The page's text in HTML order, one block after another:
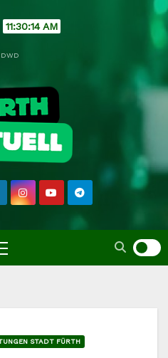
11:30:15 AM
STADT FÜRTH